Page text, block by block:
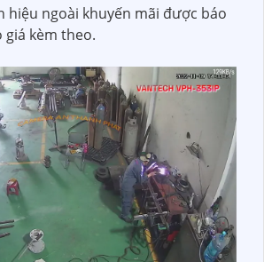
hiệu ngoài khuyến mãi được báo
giá kèm theo.